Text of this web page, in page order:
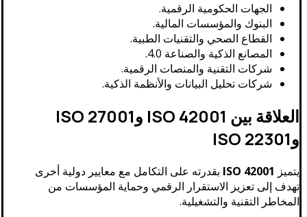
الجهات الحكومية الرقمية.
البنوك والمؤسسات المالية.
القطاع الصحي والتقنيات الطبية.
المصانع الذكية والصناعة 4.0.
شركات التقنية والمنصات الرقمية.
شركات تحليل البيانات والأنظمة الذكية.
العلاقة بين ISO 42001 وISO 27001
وISO 22301
يتميز ISO 42001 بقدرته على التكامل مع معايير دولية أخرى
تهدف إلى تعزيز الاستقرار الرقمي وحماية المؤسسات من
المخاطر التقنية والتشغيلية.